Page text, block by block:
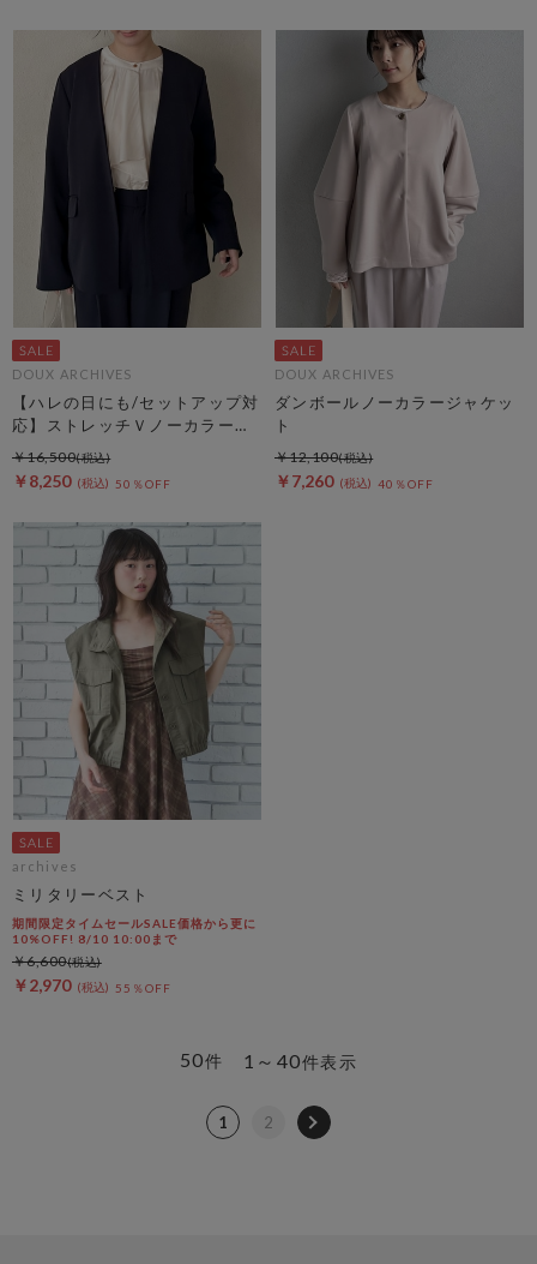
DOUX ARCHIVES
【ハレの日にも/セットアップ対
応】ストレッチＶノーカラージ
ャケット
￥8,250 50％OFF
￥16,500
DOUX ARCHIVES
ダンボールノーカラージャケッ
ト
￥7,260 40％OFF
￥12,100
archives
ミリタリーベスト
期間限定タイムセールSALE価格から更に
10%OFF! 8/10 10:00まで
￥2,970 55％OFF
￥6,600
1～40件表示
50件
1 2